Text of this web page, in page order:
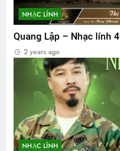
NHẠC LÍNH
Quang Lập – Nhạc lính 4
2 years ago
NHẠC LÍNH